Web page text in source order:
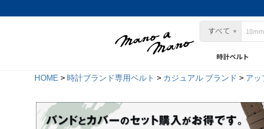
時計ベルト
HOME 時計ブランド専用ベルト カジュアル ブランド アッ